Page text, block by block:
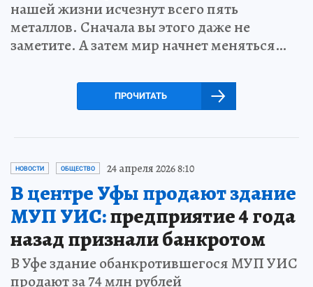
нашей жизни исчезнут всего пять
металлов. Сначала вы этого даже не
заметите. А затем мир начнет меняться…
ПРОЧИТАТЬ
НОВОСТИ ОБЩЕСТВО 24 апреля 2026 8:10
В центре Уфы продают здание
МУП УИС:предприятие 4 года
назад признали банкротом
В Уфе здание обанкротившегося МУП УИС
продают за 74 млн рублей